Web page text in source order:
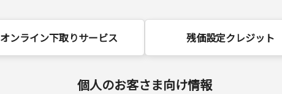
オンライン下取りサービス 残価設定クレジット
個人のお客さま向け情報